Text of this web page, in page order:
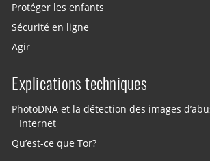
Protéger les enfants
Sécurité en ligne
Agir
Explications techniques
PhotoDNA et la détection des images
Internet
Qu’est-ce que Tor?